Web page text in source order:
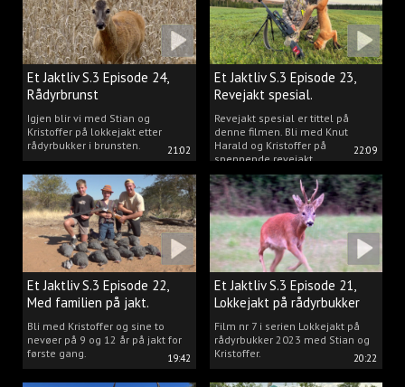
21:02
Et Jaktliv S.3 Episode 24,
Rådyrbrunst
Igjen blir vi med Stian og
Kristoffer på lokkejakt etter
rådyrbukker i brunsten.
22:09
Et Jaktliv S.3 Episode 23,
Revejakt spesial.
Revejakt spesial er tittel på
denne filmen. Bli med Knut
Harald og Kristoffer på
spennende revejakt.
19:42
Et Jaktliv S.3 Episode 22,
Med familien på jakt.
Bli med Kristoffer og sine to
nevøer på 9 og 12 år på jakt for
første gang.
20:22
Et Jaktliv S.3 Episode 21,
Lokkejakt på rådyrbukker
med Stian og Kristoffer
Film nr 7 i serien Lokkejakt på
rådyrbukker 2023 med Stian og
Kristoffer.